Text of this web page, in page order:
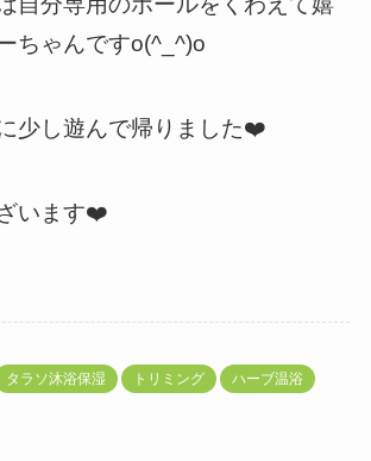
ちゃんですo(^_^)o
少し遊んで帰りました❤️
います❤️
タラソ沐浴保湿 トリミング ハーブ温浴